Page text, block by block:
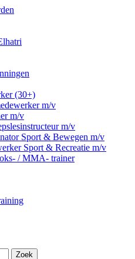
(30+)
m/v
m/v
m/v
Sport & Bewegen m/v
Sport & Recreatie m/v
/ MMA- trainer
Zoek